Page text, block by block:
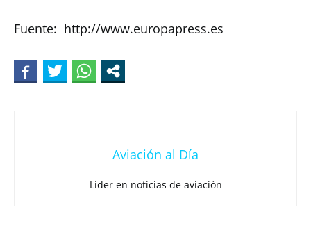
Fuente: http://www.europapress.es
Aviación al Día
Líder en noticias de aviación